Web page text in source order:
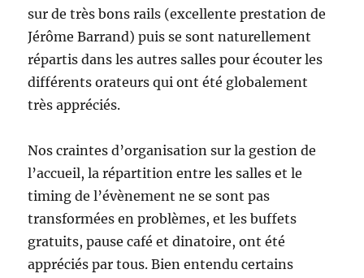
sur de très bons rails (excellente prestation de
Jérôme Barrand) puis se sont naturellement
répartis dans les autres salles pour écouter les
différents orateurs qui ont été globalement
très appréciés.
Nos craintes d’organisation sur la gestion de
l’accueil, la répartition entre les salles et le
timing de l’évènement ne se sont pas
transformées en problèmes, et les buffets
gratuits, pause café et dinatoire, ont été
appréciés par tous. Bien entendu certains